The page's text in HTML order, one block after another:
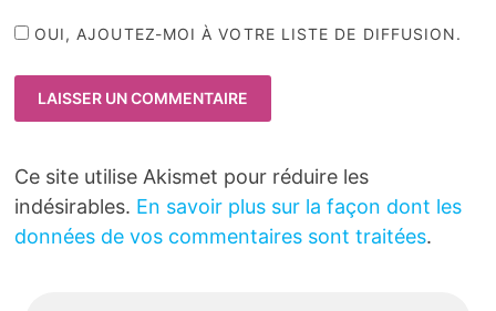
OUI, AJOUTEZ-MOI À VOTRE LISTE DE DIFFUSION.
Ce site utilise Akismet pour réduire les
indésirables. En savoir plus sur la façon dont les
données de vos commentaires sont traitées.